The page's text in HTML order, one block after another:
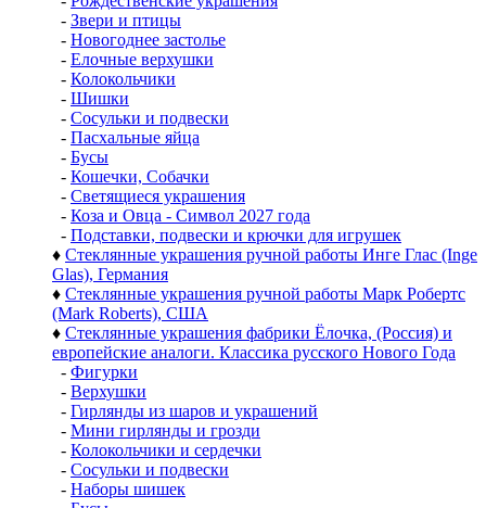
- Звери и птицы
- Новогоднее застолье
- Елочные верхушки
- Колокольчики
- Шишки
- Сосульки и подвески
- Пасхальные яйца
- Бусы
- Кошечки, Собачки
- Светящиеся украшения
- Коза и Овца - Символ 2027 года
- Подставки, подвески и крючки для игрушек
♦ Стеклянные украшения ручной работы Инге Глас (Inge
Glas), Германия
♦ Стеклянные украшения ручной работы Марк Робертс
(Mark Roberts), США
♦ Стеклянные украшения фабрики Ёлочка, (Россия) и
европейские аналоги. Классика русского Нового Года
- Фигурки
- Верхушки
- Гирлянды из шаров и украшений
- Мини гирлянды и грозди
- Колокольчики и сердечки
- Сосульки и подвески
- Наборы шишек